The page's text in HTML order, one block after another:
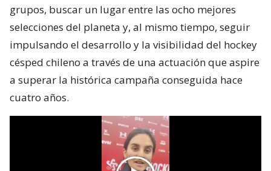
grupos, buscar un lugar entre las ocho mejores
selecciones del planeta y, al mismo tiempo, seguir
impulsando el desarrollo y la visibilidad del hockey
césped chileno a través de una actuación que aspire
a superar la histórica campaña conseguida hace
cuatro años.